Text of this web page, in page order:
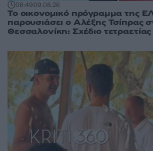
08:4909.08.26
Το οικονομικό πρόγραμμα της
παρουσιάσει ο Αλέξης Τσίπρας
Θεσσαλονίκη: Σχέδιο τετραετίας